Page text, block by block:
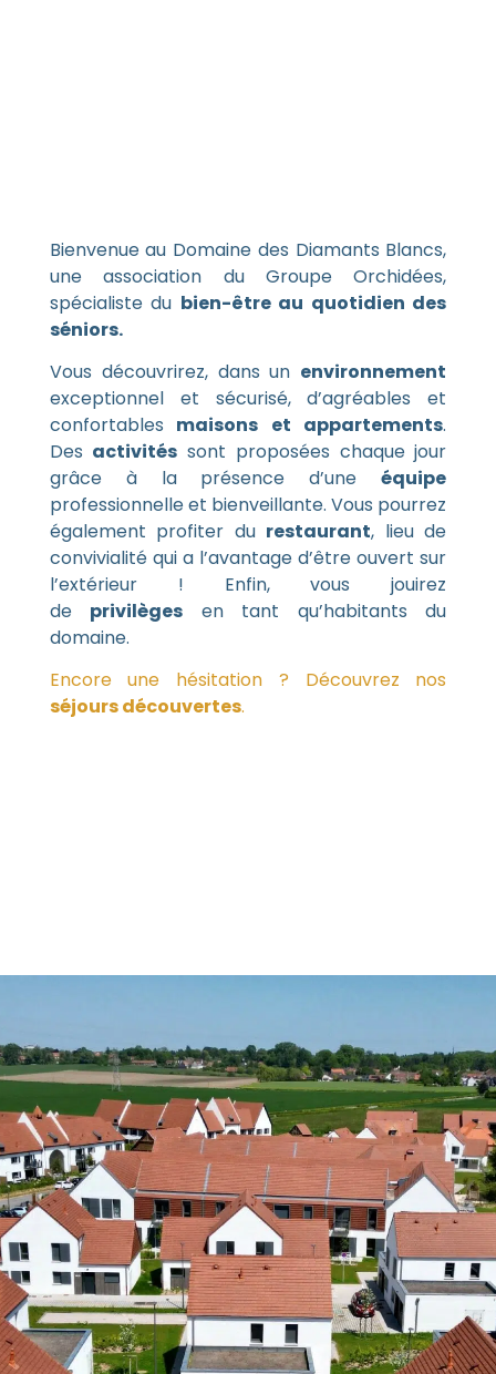
Bienvenue au Domaine des Diamants Blancs,
une association du Groupe Orchidées,
spécialiste du bien-être au quotidien des
séniors.
Vous découvrirez, dans un environnement
exceptionnel et sécurisé, d’agréables et
confortables maisons et appartements.
Des activités sont proposées chaque jour
grâce à la présence d’uneéquipe
professionnelle et bienveillante. Vous pourrez
également profiter du restaurant, lieu de
convivialité qui a l’avantage d’être ouvert sur
l’extérieur ! Enfin, vous jouirez
de privilèges en tant qu’habitants du
domaine.
Encore une hésitation ? Découvrez nos
séjours découvertes.